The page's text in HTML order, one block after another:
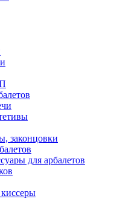
законцовки
для арбалетов